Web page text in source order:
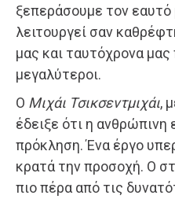
ξεπεράσουμε τον εαυτό
λειτουργεί σαν
μας και ταυτόχρονα μας
μεγαλύτεροι.
Ο Μιχάι Τσικσεντμιχάι,
έδειξε ότι η ανθρώπινη
πρόκληση. Ένα έργο
κρατά την προσοχή. Ο
πιο πέρα από τις